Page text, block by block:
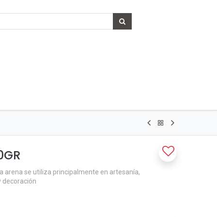
arena se utiliza principalmente en artesanía,
decoración